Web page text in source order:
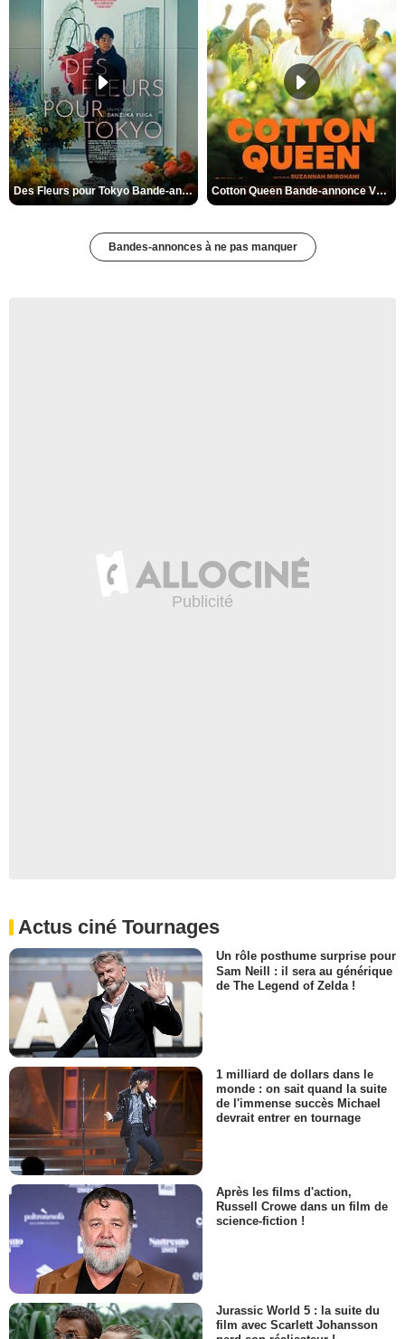
Des Fleurs pour Tokyo Bande-annonce VO STFR Cotton Queen Bande-annonce VO STFR
Bandes-annonces à ne pas manquer
Actus ciné Tournages
Un rôle posthume surprise pour
Sam Neill : il sera au générique
de The Legend of Zelda !
1 milliard de dollars dans le
monde : on sait quand la suite
de l'immense succès Michael
devrait entrer en tournage
Après les films d'action,
Russell Crowe dans un film de
science-fiction !
Jurassic World 5 : la suite du
film avec Scarlett Johansson